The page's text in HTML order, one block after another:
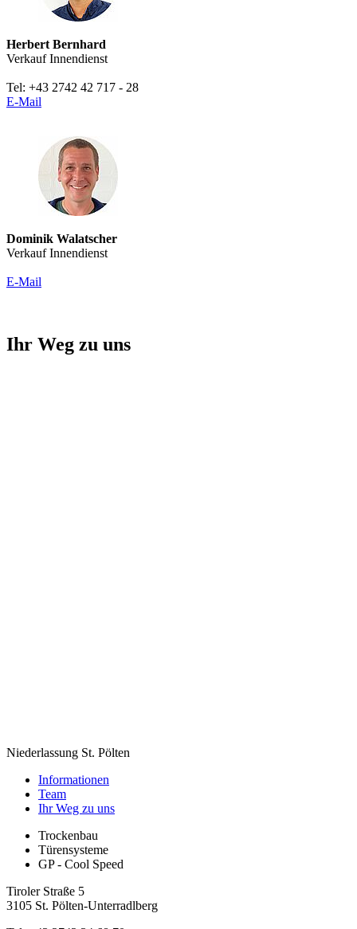
Herbert Bernhard
Verkauf Innendienst
Tel: +43 2742 42 717 - 28
E-Mail
Dominik Walatscher
Verkauf Innendienst
E-Mail
Ihr Weg zu uns
Niederlassung St. Pölten
Informationen
Team
Ihr Weg zu uns
Trockenbau
Türensysteme
GP - Cool Speed
Tiroler Straße 5
3105 St. Pölten-Unterradlberg